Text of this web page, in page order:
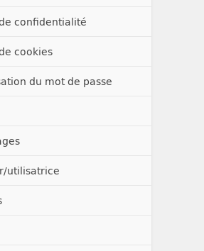
confidentialité
cookies
du mot de passe
utilisatrice